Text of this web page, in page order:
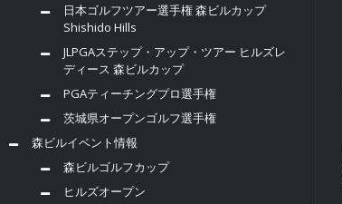
日本ゴルフツアー選手権 森ビルカップ
Shishido Hills
JLPGAステップ・アップ・ツアー ヒルズレ
ディース 森ビルカップ
PGAティーチングプロ選手権
茨城県オープンゴルフ選手権
森ビルイベント情報
森ビルゴルフカップ
ヒルズオープン